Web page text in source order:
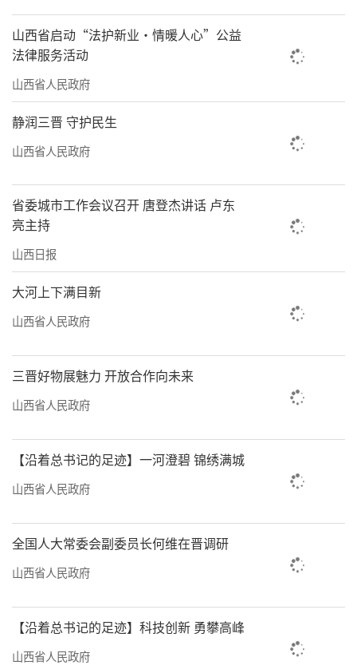
近年来，我省大力开展中药材标准化生产示范
基地和良种繁育基地建设，有效提升规范化种
植水平，从源头保障中医药产业高质量发展。
拥抱现代科技传承千年技艺
在山西中医药大学和剂书院楼内，时常弥
漫着一股独特的草木气息。7月18日下午，中药
炮制山西省重点实验室高级实验师孟祥龙正在
使用热分析仪器炮制十大晋药之一——山楂。此
刻温度显示为200℃，旁边的电脑屏幕上直观显
示出这味药材在炮制过程中的热分析曲
线。“差一度药性就有微妙变化。”他凝神
道。
中药炮制是中医药独特技艺。药材必须经
过水制、火制等加工方法炮制后制得饮片，方
可用于中医临床或制剂生产。“炮制去的是毒
性，增的是药效。”张朔生深谙炮制之道，他
直言，传统炮制技艺主要依靠老药工口传心
授，难以标准化、规模化。随着时代变迁，晋
制及评价等技术与方法已趋滞后，且缺乏全链
条数字化技术体系，制约了我省中药产业升
“用现代科学讲清楚、说明白中医药学原
理机制，是中医药人的重要使命。”孟祥龙介
山西省启动“法护新业·情暖人心”公益
法律服务活动
山西省人民政府
静润三晋 守护民生
山西省人民政府
省委城市工作会议召开 唐登杰讲话 卢东
亮主持
山西日报
大河上下满目新
山西省人民政府
三晋好物展魅力 开放合作向未来
山西省人民政府
【沿着总书记的足迹】一河澄碧 锦绣满城
山西省人民政府
全国人大常委会副委员长何维在晋调研
山西省人民政府
【沿着总书记的足迹】科技创新 勇攀高峰
山西省人民政府